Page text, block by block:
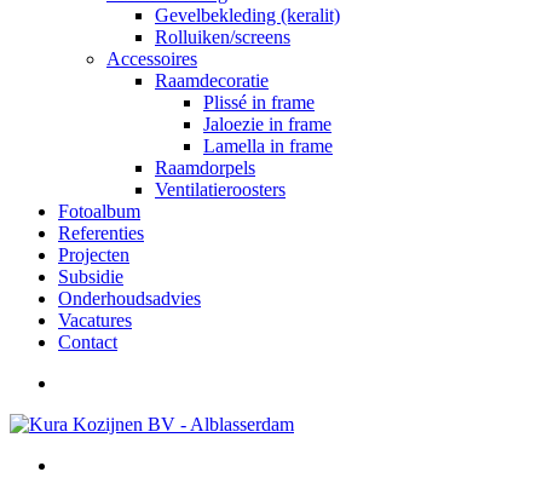
Gevelbekleding (keralit)
Rolluiken/screens
Accessoires
Raamdecoratie
Plissé in frame
Jaloezie in frame
Lamella in frame
Raamdorpels
Ventilatieroosters
Fotoalbum
Referenties
Projecten
Subsidie
Onderhoudsadvies
Vacatures
Contact